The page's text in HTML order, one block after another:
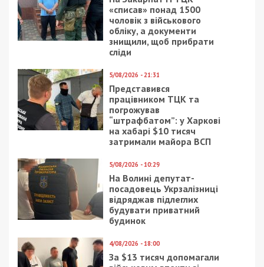
Ранее мы писали о том, чтов Днепре ко Дню
города в районе Слобожанского проспекта и
улицы Журналистов открыли современный
для маленьких жителей левого
берега. Однако, не дождавшись официального
открытия, нового технопарка дети сломали два
батута. Ребята заехали на самокатах на
территорию сквера и сломали два батута
Многострадальные остановки и
вандалы в Днепре: сколько стоит
У маленьких днепрян теперь есть
собственный технопарк: фото
Facebook
Telegram
Twitter
WhatsApp
ViberEmail
Категории:Суспільство| Метки:
парк,парк Глобы